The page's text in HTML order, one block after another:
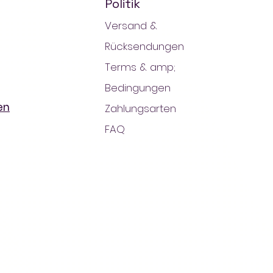
Politik
Versand &
Rücksendungen
Terms & amp;
Bedingungen
Zahlungsarten
FAQ